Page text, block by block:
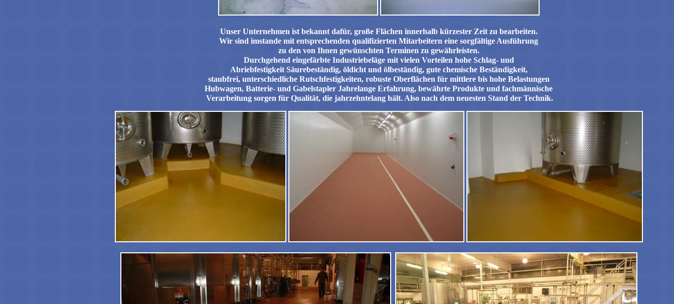
Unser Unternehmen ist bekannt dafür, große Flächen innerhalb kürzester Zeit zu bearbeiten.
Wir sind imstande mit entsprechenden qualifizierten Mitarbeitern eine sorgfältige Ausführung
zu den von Ihnen gewünschten Terminen zu gewährleisten.
Durchgehend eingefärbte Industriebeläge mit vielen Vorteilen hohe Schlag- und
Abriebfestigkeit Säurebeständig, öldicht und ölbeständig, gute chemische Beständigkeit,
staubfrei, unterschiedliche Rutschfestigkeiten, robuste Oberflächen für mittlere bis hohe Belastungen
Hubwagen, Batterie- und Gabelstapler Jahrelange Erfahrung, bewährte Produkte und fachmännische
Verarbeitung sorgen für Qualität, die jahrzehntelang hält. Also nach dem neuesten Stand der Technik.